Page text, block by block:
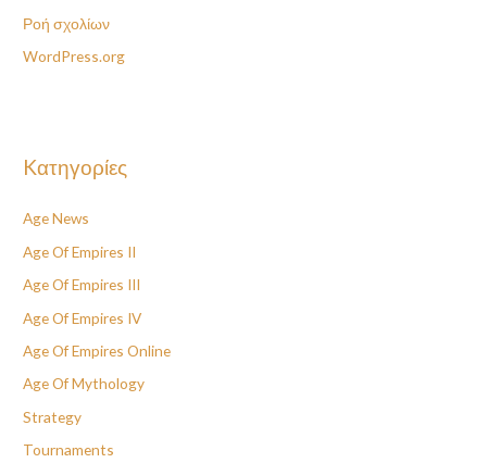
Ροή σχολίων
WordPress.org
Kατηγορίες
Age News
Age Of Empires II
Age Of Empires III
Age Of Empires IV
Age Of Empires Online
Age Of Mythology
Strategy
Tournaments